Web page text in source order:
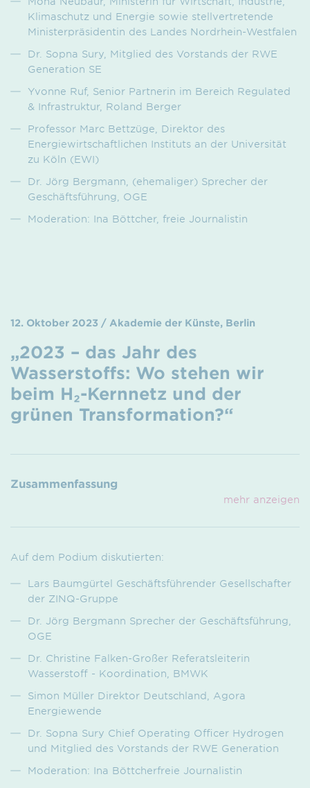
Klimaschutz und Energie sowie stellvertretende
Ministerpräsidentin des Landes Nordrhein-Westfalen
Dr. Sopna Sury, Mitglied des Vorstands der RWE
Generation SE
Yvonne Ruf, Senior Partnerin im Bereich Regulated
& Infrastruktur, Roland Berger
Professor Marc Bettzüge, Direktor des
Energiewirtschaftlichen Instituts an der Universität
zu Köln (EWI)
Dr. Jörg Bergmann, (ehemaliger) Sprecher der
Geschäftsführung, OGE
Moderation: Ina Böttcher, freie Journalistin
12. Oktober 2023 / Akademie der Künste, Berlin
„2023 – das Jahr des
Wasserstoffs: Wo stehen wir
beim H₂-Kernnetz und der
grünen Transformation?“
Zusammenfassung
mehr anzeigen
Auf dem Podium diskutierten:
Lars Baumgürtel Geschäftsführender Gesellschafter
der ZINQ-Gruppe
Dr. Jörg Bergmann Sprecher der Geschäftsführung,
OGE
Dr. Christine Falken-Großer Referatsleiterin
Wasserstoff - Koordination, BMWK
Simon Müller Direktor Deutschland, Agora
Energiewende
Dr. Sopna Sury Chief Operating Officer Hydrogen
und Mitglied des Vorstands der RWE Generation
Moderation: Ina Böttcherfreie Journalistin